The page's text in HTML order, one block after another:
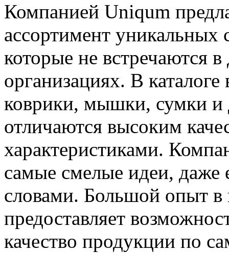
Компанией Uniqum
ассортимент уникальных
которые не встречаются
организациях. В
коврики, мышки, сумки и
отличаются высоким
характеристиками.
самые смелые идеи, даже
словами. Большой опыт в
предоставляет
качество продукции по